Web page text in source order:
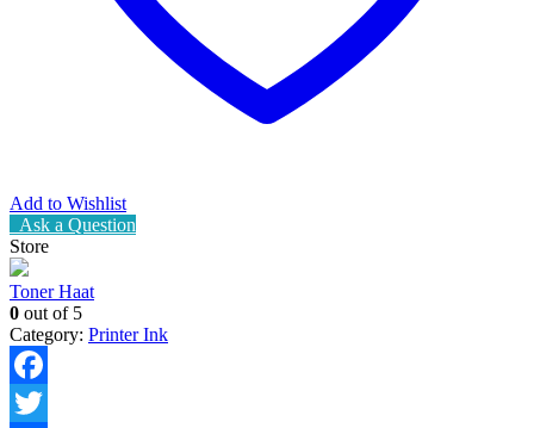
Add to Wishlist
Ask a Question
Store
Toner Haat
0 out of 5
Category: Printer Ink
Facebook